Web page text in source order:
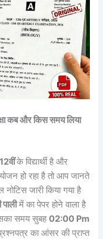
कब और किस समय लिया
12वींके विद्यार्थी है और
हो रहा है तो आप जानते
नोटिस जारी किया गया है
में का पेपर होने वाला है
समय सुबह02:00 Pm
का आंसर की प्राप्त